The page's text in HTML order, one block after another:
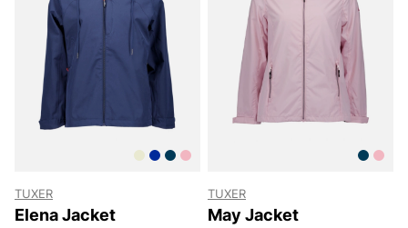
TUXER
Elena Jacket
TUXER
May Jacket